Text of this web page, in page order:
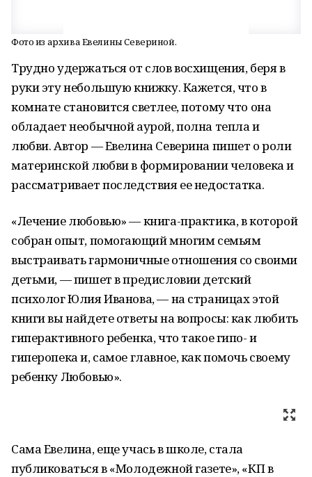
Фото из архива Евелины Севериной.
Трудно удержаться от слов восхищения, беря в
руки эту небольшую книжку. Кажется, что в
комнате становится светлее, потому что она
обладает необычной аурой, полна тепла и
любви. Автор — Евелина Северина пишет о роли
материнской любви в формировании человека и
рассматривает последствия ее недостатка.
«Лечение любовью» — книга-практика, в которой
собран опыт, помогающий многим семьям
выстраивать гармоничные отношения со своими
детьми, — пишет в предисловии детский
психолог Юлия Иванова, — на страницах этой
книги вы найдете ответы на вопросы: как любить
гиперактивного ребенка, что такое гипо- и
гиперопека и, самое главное, как помочь своему
ребенку Любовью».
Сама Евелина, еще учась в школе, стала
публиковаться в «Молодежной газете», «КП в